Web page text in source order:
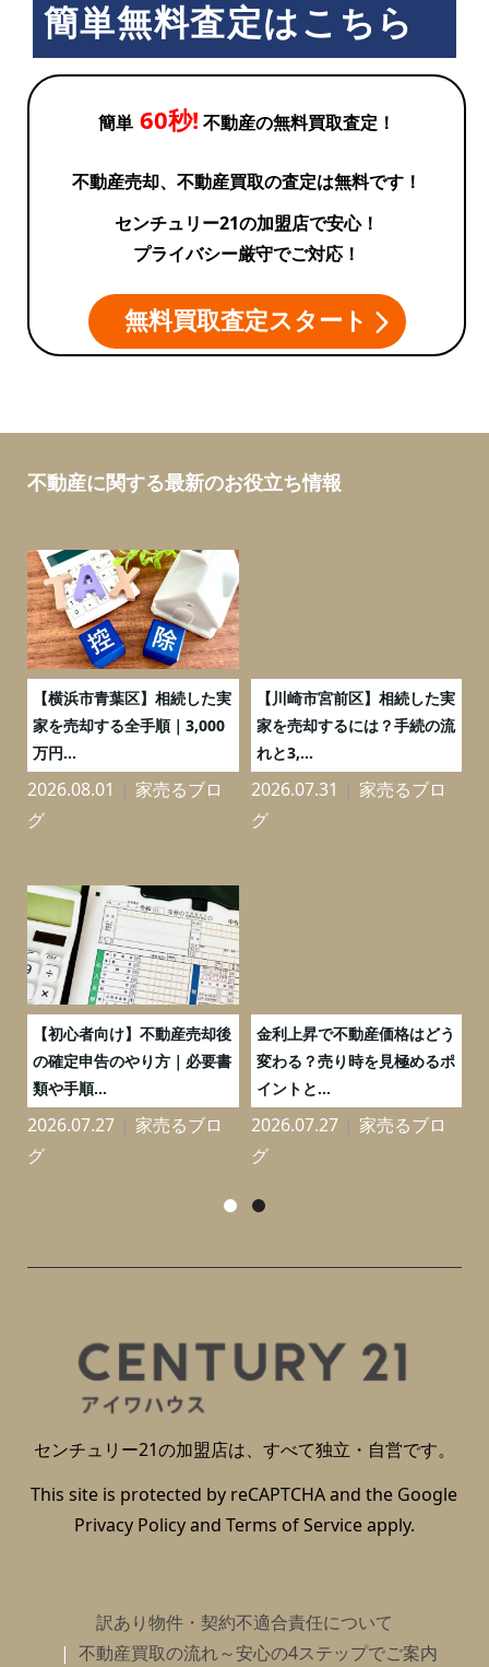
簡単無料査定はこちら
簡単 60秒! 不動産の無料買取査定！
不動産売却、不動産買取の査定は無料です！
センチュリー21の加盟店で安心！
プライバシー厳守でご対応！
無料買取査定スタート
不動産に関する最新のお役立ち情報
【横浜市青葉区】相続した実
家を売却する全手順｜3,000
万円...
2026.08.01
家売るブロ
グ
【川崎市宮前区】相続した実
家を売却するには？手続の流
れと3,...
2026.07.31
家売るブロ
グ
【初心者向け】不動産売却後
の確定申告のやり方｜必要書
類や手順...
2026.07.27
家売るブロ
グ
金利上昇で不動産価格はどう
変わる？売り時を見極めるポ
イントと...
2026.07.27
家売るブロ
グ
センチュリー21の加盟店は、すべて独立・自営です。
This site is protected by reCAPTCHA and the Google
Privacy Policyand Terms of Serviceapply.
訳あり物件・契約不適合責任について
不動産買取の流れ～安心の4ステップでご案内